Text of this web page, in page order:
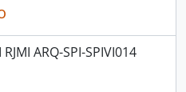
ARQ-SPI-SPIVI014